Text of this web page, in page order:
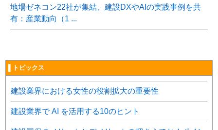
地場ゼネコン22社が集結、建設DXやAIの実践事例を共
有：産業動向（1 ...
▌トピックス
建設業界における女性の役割拡大の重要性
建設業界で AI を活用する10のヒント